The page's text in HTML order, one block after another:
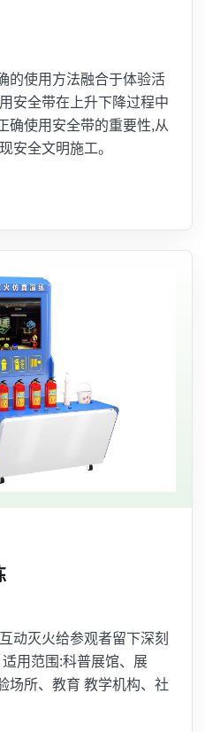
的使用方法融合于体验活
安全带在上升下降过程中
确使用安全带的重要性,从
安全文明施工。
动灭火给参观者留下深刻
用范围:科普展馆、展
场所、教育 教学机构、社